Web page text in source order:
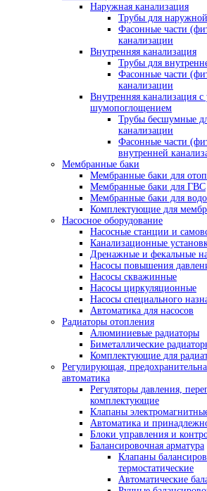
Наружная канализация
Трубы для
Фасонные части
канализации
Внутренняя канализация
Трубы для
Фасонные части
канализации
Внутренняя канализация
шумопоглощением
Трубы бесшумные
канализации
Фасонные части
внутренней
Мембранные баки
Мембранные баки для
Мембранные баки для ГВС
Мембранные баки для
Комплектующие для
Насосное оборудование
Насосные станции и
Канализационные
Дренажные и фекальные
Насосы повышения
Насосы скважинные
Насосы циркуляционные
Насосы специального
Автоматика для насосов
Радиаторы отопления
Алюминиевые радиаторы
Биметаллические
Комплектующие для
Регулирующая,
автоматика
Регуляторы давления,
комплектующие
Клапаны
Автоматика и
Блоки управления и
Балансировочная арматура
Клапаны
термостатические
Автоматические